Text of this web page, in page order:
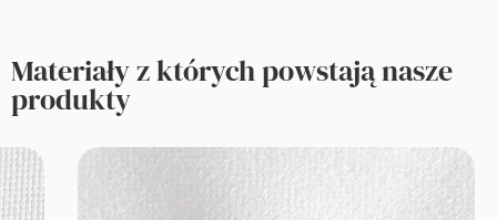
Materiały z których powstają nasze
produkty